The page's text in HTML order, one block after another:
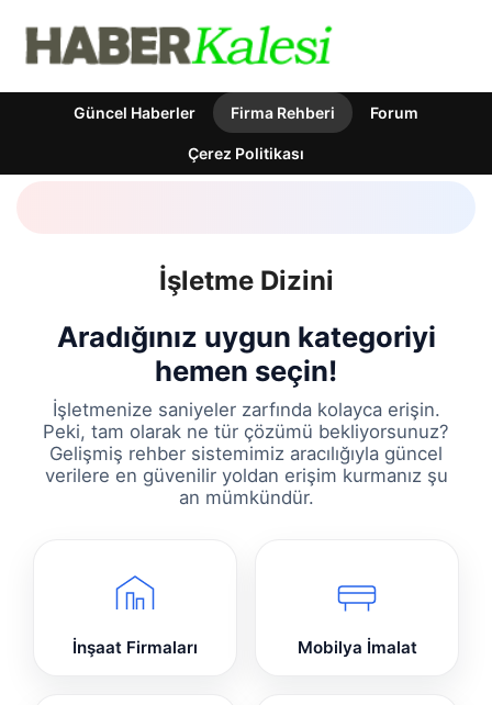
Güncel Haberler Firma Rehberi Forum
Çerez Politikası
İşletme Dizini
Aradığınız uygun kategoriyi
hemen seçin!
İşletmenize saniyeler zarfında kolayca erişin.
Peki, tam olarak ne tür çözümü bekliyorsunuz?
Gelişmiş rehber sistemimiz aracılığıyla güncel
verilere en güvenilir yoldan erişim kurmanız şu
an mümkündür.
İnşaat Firmaları Mobilya İmalat